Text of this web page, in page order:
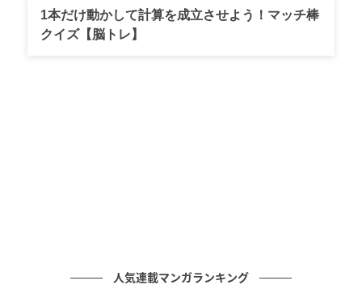
1本だけ動かして計算を成立させよう！マッチ棒
クイズ【脳トレ】
人気連載マンガランキング